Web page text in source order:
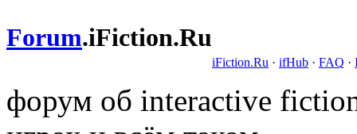
Forum.iFiction.Ru
iFiction.Ru · ifHub · FAQ ·
форум об interactive